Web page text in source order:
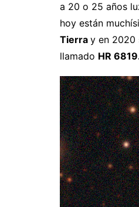
a 20 o 25 años
hoy están
Tierra y en 2020
llamado HR